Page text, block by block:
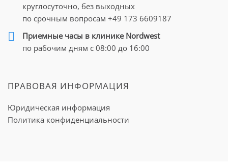
круглосуточно, без выходных
по срочным вопросам +49 173 6609187
Приемные часы в клинике Nordwest
по рабочим дням с 08:00 до 16:00
ПРАВОВАЯ ИНФОРМАЦИЯ
Юридическая информация
Политика конфиденциальности